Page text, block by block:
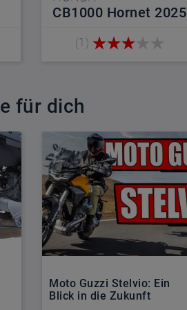
(1)
CB1000 Hornet 2025
für dich
Moto Guzzi Stelvio: Ein
Blick in die Zukunft